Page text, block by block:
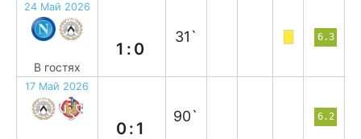
24 Май 2026
В гостях
1:0
31` 6.3
17 Май 2026
0:1
90` 6.2